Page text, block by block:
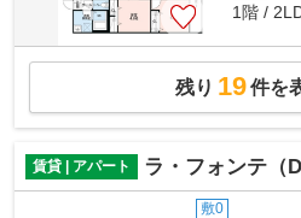
1階 /
残り 19件を
賃貸 | アパート ラ・フォンテ（
敷0